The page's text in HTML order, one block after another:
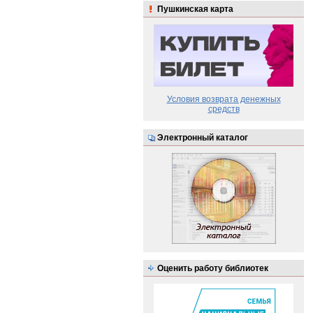
Пушкинская карта
Условия возврата денежных
средств
Электронный каталог
Оценить работу библиотек